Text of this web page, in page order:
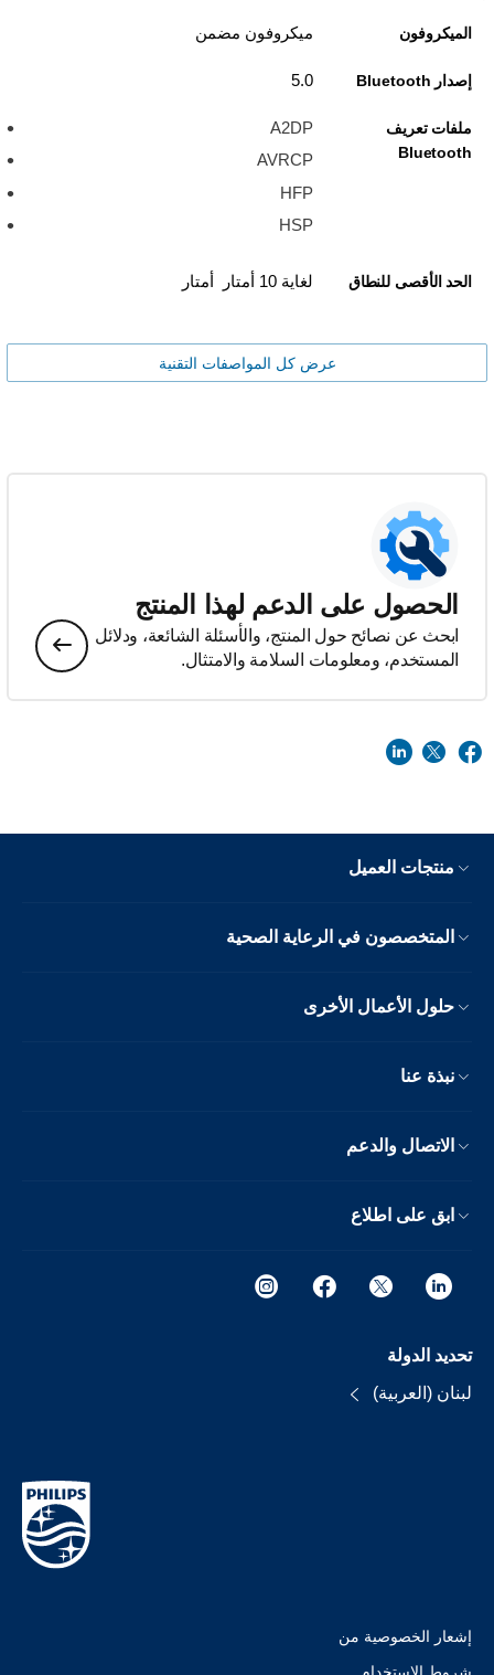
الميكروفون ميكروفون مضمن
إصدار Bluetooth 5.0
ملفات تعريف
Bluetooth
A2DP
AVRCP
HFP
HSP
الحد الأقصى للنطاق لغاية 10 أمتار أمتار
عرض كل المواصفات التقنية
الحصول على الدعم لهذا المنتج
ابحث عن نصائح حول المنتج، والأسئلة الشائعة، ودلائل
المستخدم، ومعلومات السلامة والامتثال.
منتجات العميل
المتخصصون في الرعاية الصحية
حلول الأعمال الأخرى
نبذة عنا
الاتصال والدعم
ابق على اطلاع
تحديد الدولة
لبنان (العربية)
إشعار الخصوصية من